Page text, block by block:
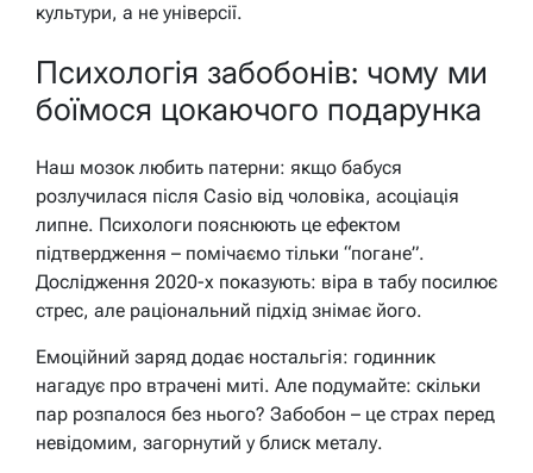
культури, а не універсії.
Психологія забобонів: чому ми
боїмося цокаючого подарунка
Наш мозок любить патерни: якщо бабуся
розлучилася після Casio від чоловіка, асоціація
липне. Психологи пояснюють це ефектом
підтвердження – помічаємо тільки “погане”.
Дослідження 2020-х показують: віра в табу посилює
стрес, але раціональний підхід знімає його.
Емоційний заряд додає ностальгія: годинник
нагадує про втрачені миті. Але подумайте: скільки
пар розпалося без нього? Забобон – це страх перед
невідомим, загорнутий у блиск металу.